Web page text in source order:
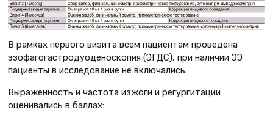
В рамках первого визита всем пациентам проведена
эзофагогастродуоденоскопия (ЭГДС), при наличии ЭЭ
пациенты в исследование не включались.
Выраженность и частота изжоги и регургитации
оценивались в баллах: